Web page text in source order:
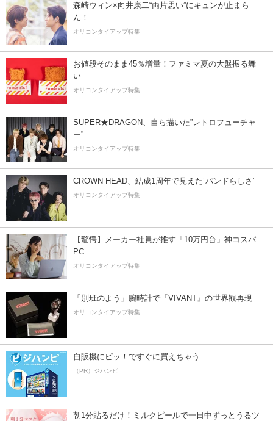
森崎ウィン×向井康二“両片思い”にキュンが止まら
ん！
オリコンタイアップ特集
お値段そのまま45％増量！ファミマ夏の大盤振る舞
い
オリコンタイアップ特集
SUPER★DRAGON、自ら描いた”レトロフューチャ
ー”
オリコンタイアップ特集
CROWN HEAD、結成1周年で見えた”バンドらしさ”
オリコンタイアップ特集
【驚愕】メーカー社員が推す「10万円台」神コスパ
PC
オリコンタイアップ特集
「別班のよう」腕時計で『VIVANT』の世界観再現
オリコンタイアップ特集
自販機にピッ！ですぐに買えちゃう
（PR）ジハンピ
朝1分貼るだけ！ミルクピールで一日中ずっとうるツ